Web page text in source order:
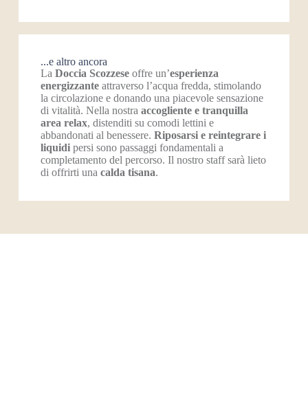
...e altro ancora
La Doccia Scozzeseoffre un’esperienza
energizzanteattraverso l’acqua fredda, stimolando
la circolazione e donando una piacevole sensazione
di vitalità. Nella nostra accogliente e tranquilla
area relax, distenditi su comodi lettini e
abbandonati al benessere. Riposarsi e reintegrare i
liquidipersi sono passaggi fondamentali a
completamento del percorso. Il nostro staff sarà lieto
di offrirti una calda tisana.